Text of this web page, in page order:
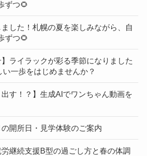
ずつ🌻
した！札幌の夏を楽しみながら、自
ずつ🌻
】ライラックが彩る季節になりました
い一歩をはじめませんか？
出す！？】生成AIでワンちゃん動画を
の開所日・見学体験のご案内
継続支援B型の過ごし方と春の体調